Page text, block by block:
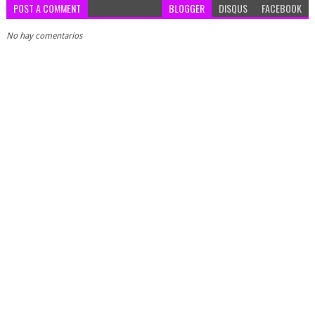
POST A COMMENT BLOGGER DISQUS FACEBOOK
No hay comentarios